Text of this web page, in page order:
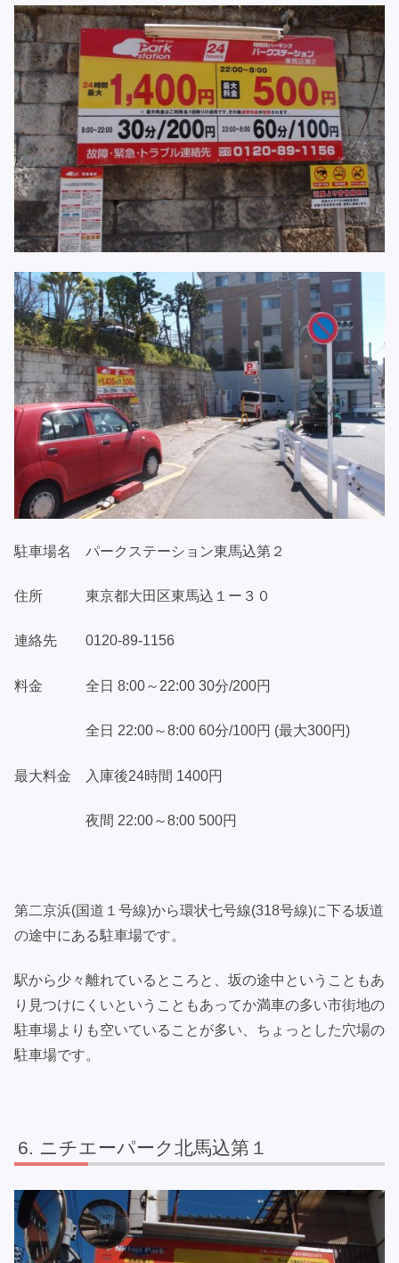
駐車場名 パークステーション東馬込第２
住所 東京都大田区東馬込１ー３０
連絡先 0120-89-1156
料金 全日 8:00～22:00 30分/200円
全日 22:00～8:00 60分/100円 (最大300円)
最大料金 入庫後24時間 1400円
夜間 22:00～8:00 500円
第二京浜(国道１号線)から環状七号線(318号線)に下る坂道
の途中にある駐車場です。
駅から少々離れているところと、坂の途中ということもあ
り見つけにくいということもあってか満車の多い市街地の
駐車場よりも空いていることが多い、ちょっとした穴場の
駐車場です。
ニチエーパーク北馬込第１